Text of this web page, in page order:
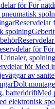
för För
spolning
för
Urinaler,
för Med
av
Dolt montage
batteridriftMed
elektronisk